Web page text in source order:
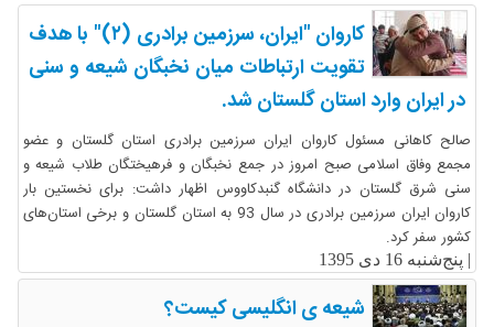
کاروان "ایران، سرزمین برادری (۲)" با هدف
تقویت ارتباطات میان نخبگان شیعه و سنی
در ایران وارد استان گلستان شد.
صالح کاهانی مسئول کاروان ایران سرزمین برادری استان گلستان و عضو
مجمع وفاق اسلامی صبح امروز در جمع نخبگان و فرهیختگان طلاب شیعه و
سنی شرق گلستان در دانشگاه گنبدکاووس اظهار داشت: برای نخستین بار
کاروان ایران سرزمین برادری در سال 93 به استان گلستان و برخی استان‌های
کشور سفر کرد.
| پنج‌شنبه 16 دی 1395
شیعه ی انگلیسی کیست؟